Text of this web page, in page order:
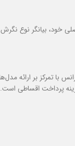
خود، بیانگر نوع
با تمرکز بر ارائه
پرداخت اقساطی است.